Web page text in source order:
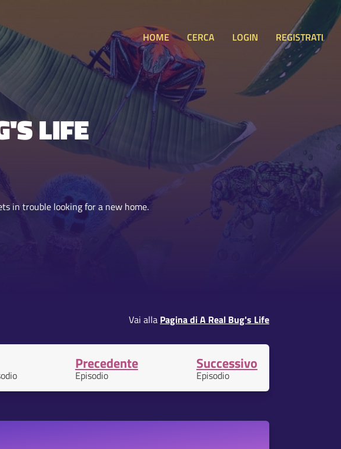
HOME CERCA LOGIN REGISTRATI
LIFE
in trouble looking for a new home.
Vai alla Pagina di A Real Bug's Life
Precedente
Episodio
Successivo
Episodio